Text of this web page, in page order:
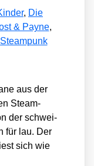
, Die
& Payne,
Steampunk
aus der
Steam­
der schwei­
für lau. Der
sich wie